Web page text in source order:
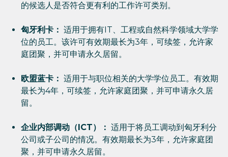
的候选人是否符合更有利的工作许可类别。
匈牙利卡： 适用于拥有IT、工程或自然科学领域大学学
位的员工。该许可有效期最长为3年，可续签，允许家
庭团聚，并可申请永久居留。
欧盟蓝卡： 适用于与职位相关的大学学位员工。有效期
最长为4年，可续签，允许家庭团聚，并可申请永久居
留。
企业内部调动（ICT）： 适用于将员工调动到匈牙利分
公司或子公司的情况。有效期最长为3年，允许家庭团
聚，并可申请永久居留。